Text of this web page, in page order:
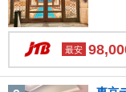
最安